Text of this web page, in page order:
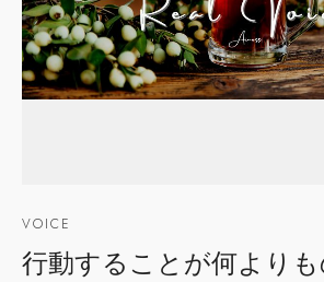
VOICE
行動することが何より